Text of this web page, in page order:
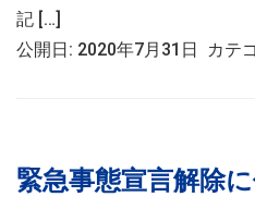
記 […]
公開日: 2020年7月31日 カテ
緊急事態宣言解除